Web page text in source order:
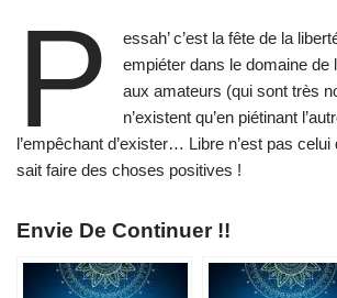
P
essah’ c’est la fête de la
empiéter dans le domaine de
aux amateurs (qui sont très
n’existent qu’en piétinant
l’empêchant d’exister… Libre n’est pas
sait faire des choses positives !
Envie De Continuer !!